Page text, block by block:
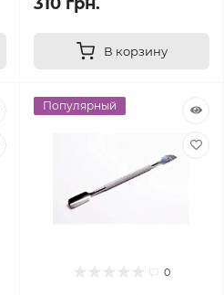
В корзину
Популярный
0